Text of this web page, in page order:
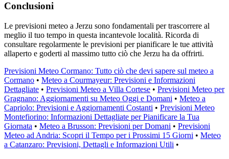
Conclusioni
Le previsioni meteo a Jerzu sono fondamentali per trascorrere al
meglio il tuo tempo in questa incantevole località. Ricorda di
consultare regolarmente le previsioni per pianificare le tue attività
allaperto e goderti al massimo tutto ciò che Jerzu ha da offrirti.
Previsioni Meteo Cormano: Tutto ciò che devi sapere sul meteo a
Cormano • Meteo a Courmayeur: Previsioni e Informazioni
Dettagliate • Previsioni Meteo a Villa Cortese • Previsioni Meteo per
Gragnano: Aggiornamenti su Meteo Oggi e Domani • Meteo a
Capriolo: Previsioni e Aggiornamenti Costanti • Previsioni Meteo
Montefiorino: Informazioni Dettagliate per Pianificare la Tua
Giornata • Meteo a Brusson: Previsioni per Domani • Previsioni
Meteo ad Andria: Scopri il Tempo per i Prossimi 15 Giorni • Meteo
a Catanzaro: Previsioni, Dettagli e Informazioni Utili •